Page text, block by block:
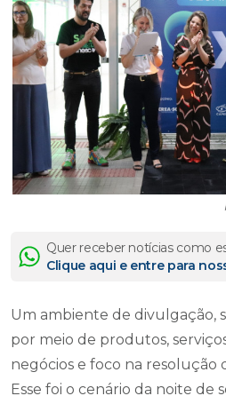
Quer receber notícias como
Clique aqui e entre para
Um ambiente de divulgação,
por meio de produtos,
negócios e foco na resolução
Esse foi o cenário da noite de